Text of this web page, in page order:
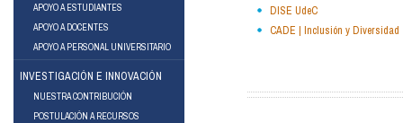
APOYO A ESTUDIANTES
APOYO A DOCENTES
APOYO A PERSONAL UNIVERSITARIO
INVESTIGACIÓN E INNOVACIÓN
NUESTRA CONTRIBUCIÓN
POSTULACIÓN A RECURSOS
DISE UdeC
CADE | Inclusión y Diversidad
Instagram